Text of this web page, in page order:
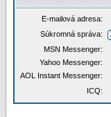
E-mailová adresa:
Súkromná správa:
MSN Messenger:
Yahoo Messenger:
AOL Instant Messenger:
ICQ: